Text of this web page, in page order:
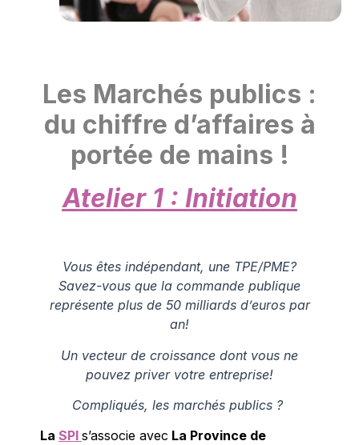
Les Marchés publics :
du chiffre d’affaires à
portée de mains !
Atelier 1 : Initiation
Vous êtes indépendant, une TPE/PME?
Savez-vous que la commande publique
représente plus de 50 milliards d’euros par
an!
Un vecteur de croissance dont vous ne
pouvez priver votre entreprise!
Compliqués, les marchés publics ?
La SPI s’associe avec La Province de